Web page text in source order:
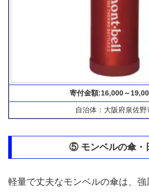
寄付金額:16,000～
自治体：大阪府泉佐野
⑤ モンベルの傘・
軽量で丈夫なモンベルの傘は、